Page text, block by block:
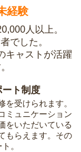
経験
人以上。
でした。
キャストが活躍
ート制度
を受けられます。
ミュニケーション
をいただいている
もらえます。その
。